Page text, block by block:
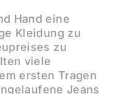
Hand eine
Kleidung zu
zu
viele
ersten Tragen
Jeans